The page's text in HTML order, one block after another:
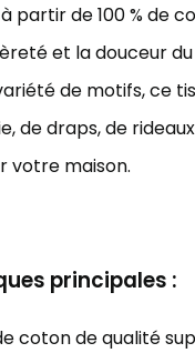
de 100 % de
et la douceur
de motifs, ce
de draps, de
votre maison.
principales :
coton de qualité